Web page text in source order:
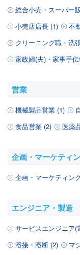
総合小売・スーパー
小売店店長 (1)
不
クリーニング職・洗
家政婦(夫)・家事手
営業
機械製品営業 (1)
食品営業 (2)
医薬
企画・マーケティ
企画・マーケティン
エンジニア・製造
サービスエンジニア(
溶接・溶断 (2)
マ